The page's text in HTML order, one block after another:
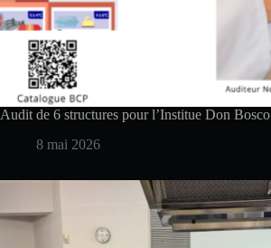
Audit de 6 structures pour l’Institue Don Bosco
8 mai 2026